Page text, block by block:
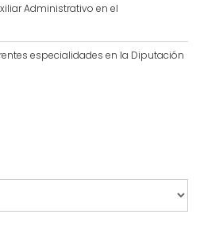
Administrativo en el
especialidades en la Diputación